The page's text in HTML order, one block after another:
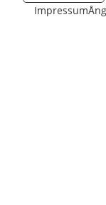
Impressum